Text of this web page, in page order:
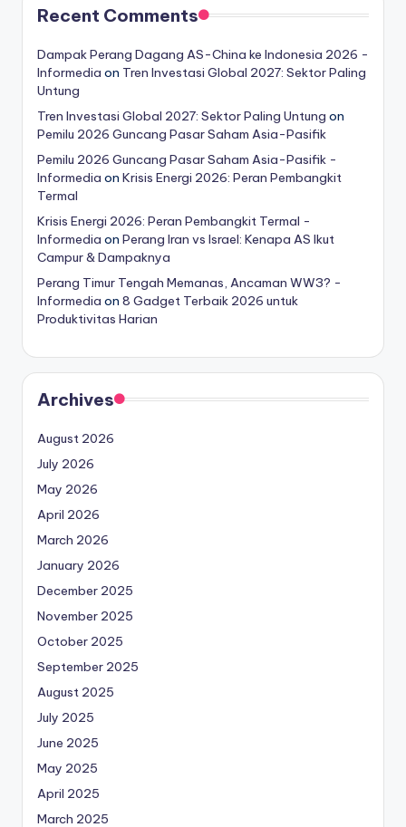
Recent Comments
Dampak Perang Dagang AS-China ke Indonesia 2026 -
Informedia on Tren Investasi Global 2027: Sektor Paling
Untung
Tren Investasi Global 2027: Sektor Paling Untung on
Pemilu 2026 Guncang Pasar Saham Asia-Pasifik
Pemilu 2026 Guncang Pasar Saham Asia-Pasifik -
Informedia on Krisis Energi 2026: Peran Pembangkit
Termal
Krisis Energi 2026: Peran Pembangkit Termal -
Informedia on Perang Iran vs Israel: Kenapa AS Ikut
Campur & Dampaknya
Perang Timur Tengah Memanas, Ancaman WW3? -
Informedia on 8 Gadget Terbaik 2026 untuk
Produktivitas Harian
Archives
August 2026
July 2026
May 2026
April 2026
March 2026
January 2026
December 2025
November 2025
October 2025
September 2025
August 2025
July 2025
June 2025
May 2025
April 2025
March 2025